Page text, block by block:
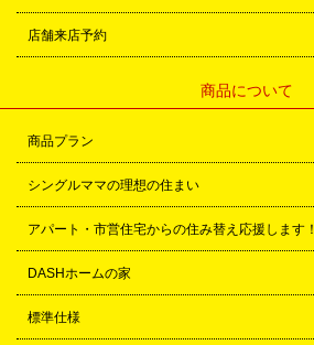
店舗来店予約
商品について
商品プラン
シングルママの理想の住まい
アパート・市営住宅からの住み替え応援します！
DASHホームの家
標準仕様